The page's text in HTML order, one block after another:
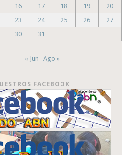
16 17 18 19
20
23 24 25 26
27
30 31
« Jun Ago »
FACEBOOK